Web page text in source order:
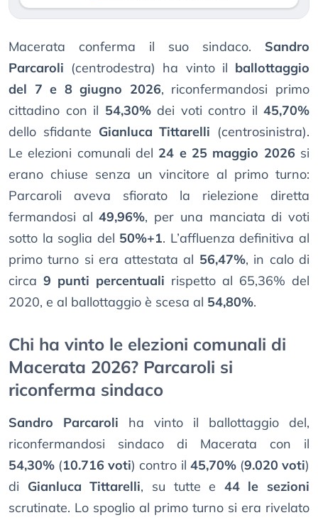
Macerata conferma il suo sindaco. Sandro
Parcaroli (centrodestra) ha vinto il ballottaggio
del 7 e 8 giugno 2026, riconfermandosi primo
cittadino con il 54,30%dei voti contro il 45,70%
dello sfidante Gianluca Tittarelli (centrosinistra).
Le elezioni comunali del 24 e 25 maggio 2026 si
erano chiuse senza un vincitore al primo turno:
Parcaroli aveva sfiorato la rielezione diretta
fermandosi al49,96%, per una manciata di voti
sotto la soglia del 50%+1. L’affluenza definitiva al
primo turno si era attestata al 56,47%, in calo di
circa 9 punti percentuali rispetto al 65,36% del
2020, e al ballottaggio è scesa al 54,80%.
Chi ha vinto le elezioni comunali di
Macerata 2026? Parcaroli si
riconferma sindaco
Sandro Parcaroli ha vinto il ballottaggio del,
riconfermandosi sindaco di Macerata con il
54,30% (10.716 voti) contro il 45,70%(9.020 voti)
di Gianluca Tittarelli, su tutte e 44 le sezioni
scrutinate. Lo spoglio al primo turno si era rivelato